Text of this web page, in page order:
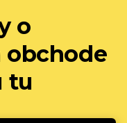
o
tu